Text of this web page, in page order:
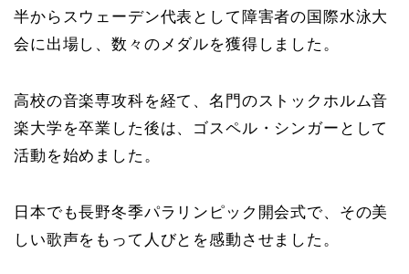
半からスウェーデン代表として障害者の国際水泳大
会に出場し、数々のメダルを獲得しました。
高校の音楽専攻科を経て、名門のストックホルム音
楽大学を卒業した後は、ゴスペル・シンガーとして
活動を始めました。
日本でも長野冬季パラリンピック開会式で、その美
しい歌声をもって人びとを感動させました。